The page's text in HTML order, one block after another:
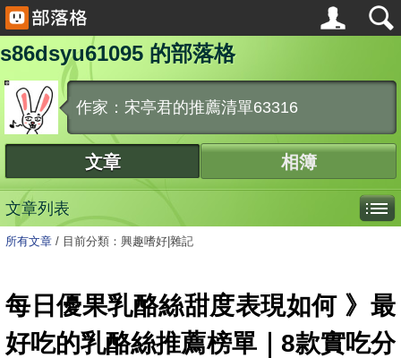
s86dsyu61095 的部落格
作家：宋亭君的推薦清單63316
文章 相簿
文章列表
所有文章 / 目前分類：興趣嗜好|雜記
每日優果乳酪絲甜度表現如何 》最
好吃的乳酪絲推薦榜單｜8款實吃分